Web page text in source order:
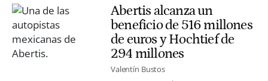
Abertis alcanza un
beneficio de 516 millones
de euros y Hochtief de
294 millones
Valentín Bustos